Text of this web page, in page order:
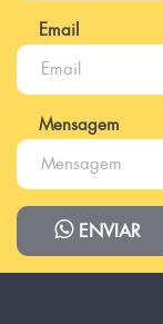
Email
Mensagem
ENVIAR